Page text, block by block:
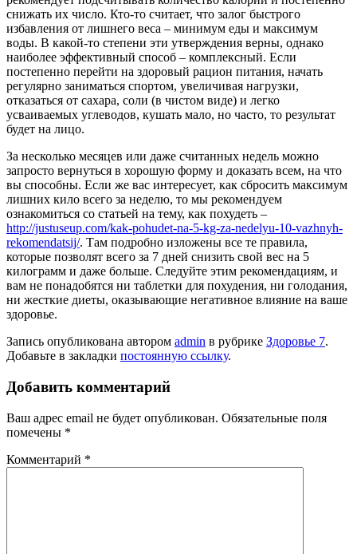
снижать их число. Кто-то считает, что залог быстрого
избавления от лишнего веса – минимум еды и максимум
воды. В какой-то степени эти утверждения верны, однако
наиболее эффективный способ – комплексный. Если
постепенно перейти на здоровый рацион питания, начать
регулярно заниматься спортом, увеличивая нагрузки,
отказаться от сахара, соли (в чистом виде) и легко
усваиваемых углеводов, кушать мало, но часто, то результат
будет на лицо.
За несколько месяцев или даже считанных недель можно
запросто вернуться в хорошую форму и доказать всем, на что
вы способны. Если же вас интересует, как сбросить максимум
лишних кило всего за неделю, то мы рекомендуем
ознакомиться со статьей на тему, как похудеть –
http://justuseup.com/kak-pohudet-na-5-kg-za-nedelyu-10-vazhnyh-
rekomendatsij/. Там подробно изложены все те правила,
которые позволят всего за 7 дней снизить свой вес на 5
килограмм и даже больше. Следуйте этим рекомендациям, и
вам не понадобятся ни таблетки для похудения, ни голодания,
ни жесткие диеты, оказывающие негативное влияние на ваше
здоровье.
Запись опубликована автором admin в рубрике Здоровье 7.
Добавьте в закладки постоянную ссылку.
Добавить комментарий
Ваш адрес email не будет опубликован. Обязательные поля
помечены *
Комментарий *